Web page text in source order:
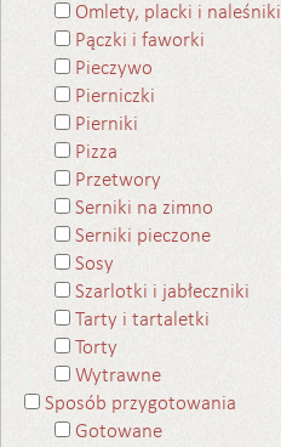
Omlety, placki i naleśniki
Pączki i faworki
Pieczywo
Pierniczki
Pierniki
Pizza
Przetwory
Serniki na zimno
Serniki pieczone
Sosy
Szarlotki i jabłeczniki
Tarty i tartaletki
Torty
Wytrawne
Sposób przygotowania
Gotowane